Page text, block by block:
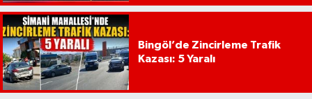
Bingöl’de Zincirleme Trafik
Kazası: 5 Yaralı